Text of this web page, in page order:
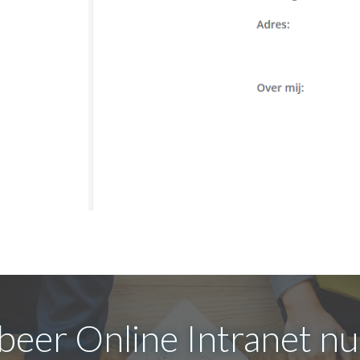
Online Intranet